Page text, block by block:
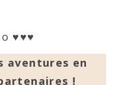
♥♥♥
aventures en
!